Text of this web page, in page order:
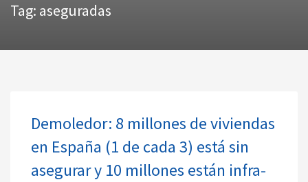
Tag: aseguradas
Demoledor: 8 millones de viviendas
en España (1 de cada 3) está sin
asegurar y 10 millones están infra-